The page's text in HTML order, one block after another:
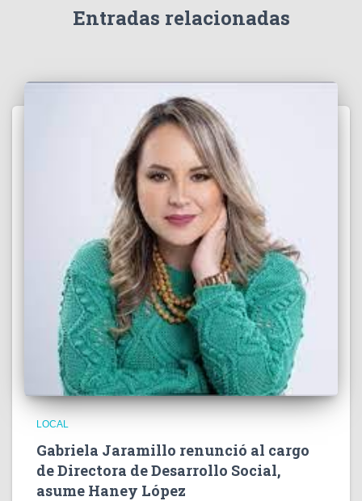
Entradas relacionadas
LOCAL
Gabriela Jaramillo renunció al cargo
de Directora de Desarrollo Social,
asume Haney López